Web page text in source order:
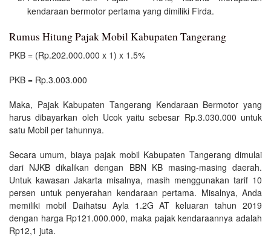
kendaraan bermotor pertama yang dimiliki Firda.
Rumus Hitung Pajak Mobil Kabupaten Tangerang
PKB = (Rp.202.000.000 x 1) x 1.5%
PKB = Rp.3.003.000
Maka, Pajak Kabupaten Tangerang Kendaraan Bermotor yang
harus dibayarkan oleh Ucok yaitu sebesar Rp.3.030.000 untuk
satu Mobil per tahunnya.
Secara umum, biaya pajak mobil Kabupaten Tangerang dimulai
dari NJKB dikalikan dengan BBN KB masing-masing daerah.
Untuk kawasan Jakarta misalnya, masih menggunakan tarif 10
persen untuk penyerahan kendaraan pertama. Misalnya, Anda
memiliki mobil Daihatsu Ayla 1.2G AT keluaran tahun 2019
dengan harga Rp121.000.000, maka pajak kendaraannya adalah
Rp12,1 juta.